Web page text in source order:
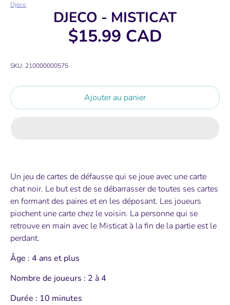
Djeco
DJECO - MISTICAT
$15.99 CAD
SKU: 210000000575
Ajouter au panier
Un jeu de cartes de défausse qui se joue avec une carte
chat noir. Le but est de se débarrasser de toutes ses cartes
en formant des paires et en les déposant. Les joueurs
piochent une carte chez le voisin. La personne qui se
retrouve en main avec le Misticat à la fin de la partie est le
perdant.
Âge : 4 ans et plus
Nombre de joueurs : 2 à 4
Durée : 10 minutes